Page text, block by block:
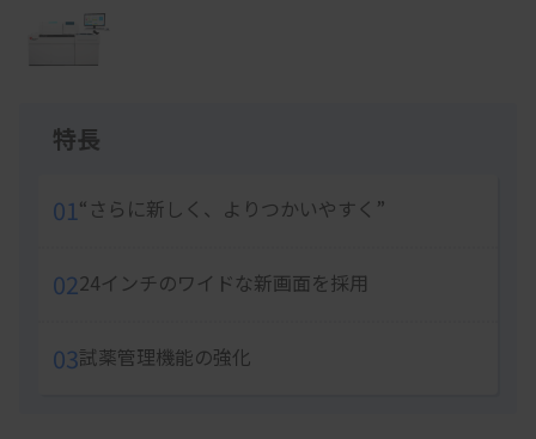
特長
01 “さらに新しく、よりつかいやすく”
0224インチのワイドな新画面を採用
03試薬管理機能の強化